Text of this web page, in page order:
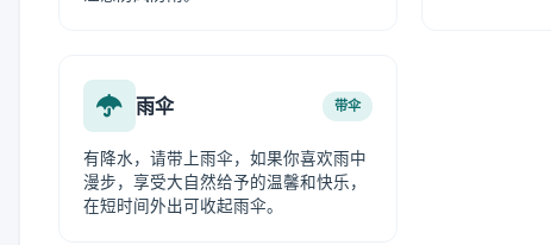
雨伞 带伞
有降水，请带上雨伞，如果你喜欢雨中
漫步，享受大自然给予的温馨和快乐，
在短时间外出可收起雨伞。